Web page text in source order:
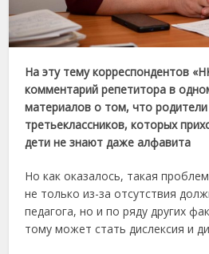
На эту тему корреспондентов
комментарий репетитора в
материалов о том, что
третьеклассников, которых
дети не знают даже алфавита
Но как оказалось, такая
не только из-за отсутствия
педагога, но и по ряду других
тому может стать дислексия и